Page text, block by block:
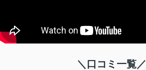
＼口コミ一覧／